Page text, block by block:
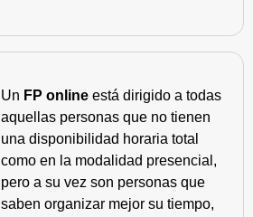
Un FP online está dirigido a todas
aquellas personas que no tienen
una disponibilidad horaria total
como en la modalidad presencial,
pero a su vez son personas que
saben organizar mejor su tiempo,